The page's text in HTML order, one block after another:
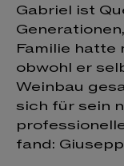
Gabriel ist
Familie hatte
obwohl er
Weinbau
sich für sein
fand: